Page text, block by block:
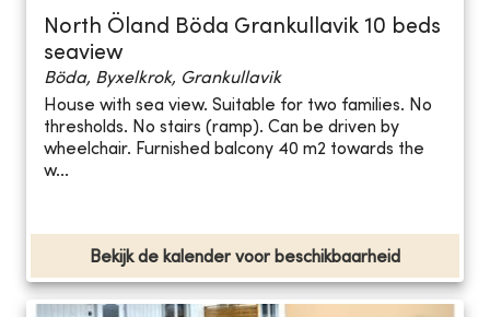
North Öland Böda Grankullavik 10 beds
seaview
Böda, Byxelkrok, Grankullavik
House with sea view. Suitable for two families. No
thresholds. No stairs (ramp). Can be driven by
wheelchair. Furnished balcony 40 m2 towards the
w...
Bekijk de kalender voor beschikbaarheid